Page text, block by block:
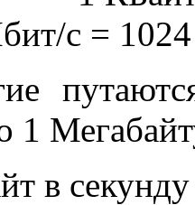
с =
1
в